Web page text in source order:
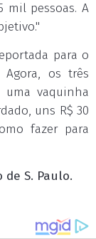
mil pessoas. A
para o
os três
vaquinha
uns R$ 30
fazer para
de S. Paulo.